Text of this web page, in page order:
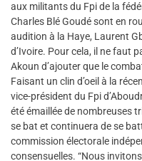
aux militants du Fpi de la
Charles Blé Goudé sont en
audition à la Haye, Laurent
d’Ivoire. Pour cela, il ne faut
Akoun d’ajouter que le
Faisant un clin d’oeil à la
vice-président du Fpi
été émaillée de nombreuses
se bat et continuera de se
commission électorale
consensuelles. “Nous